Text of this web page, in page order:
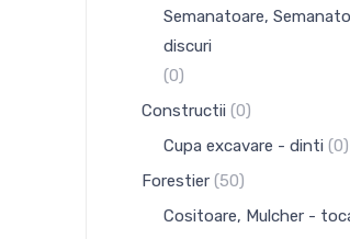
Semanatoare,
discuri
(0)
Constructii (0)
Cupa excavare - dinti (0)
Forestier (50)
Cositoare, Mulcher -